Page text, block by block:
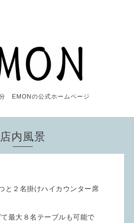
EMONの公式ホームページ
店内風景
と２名掛けハイカウンター席
最大８名テーブルも可能で